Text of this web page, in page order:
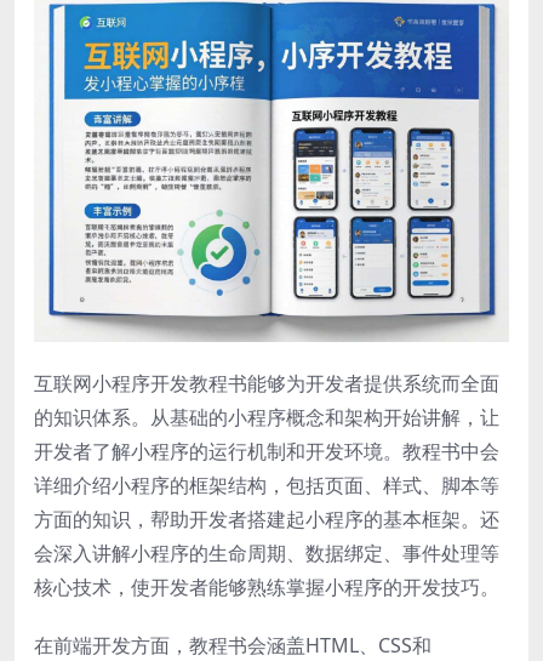
互联网小程序开发教程书能够为开发者提供系统而全面
的知识体系。从基础的小程序概念和架构开始讲解，让
开发者了解小程序的运行机制和开发环境。教程书中会
详细介绍小程序的框架结构，包括页面、样式、脚本等
方面的知识，帮助开发者搭建起小程序的基本框架。还
会深入讲解小程序的生命周期、数据绑定、事件处理等
核心技术，使开发者能够熟练掌握小程序的开发技巧。
在前端开发方面，教程书会涵盖HTML、CSS和